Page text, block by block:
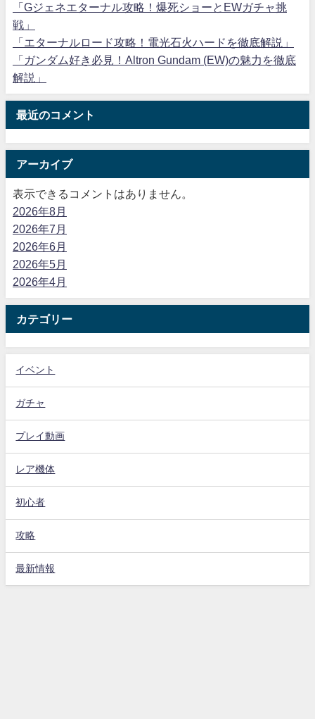
「Gジェネエターナル攻略！爆死ショーとEWガチャ挑
戦」
「エターナルロード攻略！電光石火ハードを徹底解説」
「ガンダム好き必見！Altron Gundam (EW)の魅力を徹底
解説」
最近のコメント
アーカイブ
表示できるコメントはありません。
2026年8月
2026年7月
2026年6月
2026年5月
2026年4月
カテゴリー
イベント
ガチャ
プレイ動画
レア機体
初心者
攻略
最新情報